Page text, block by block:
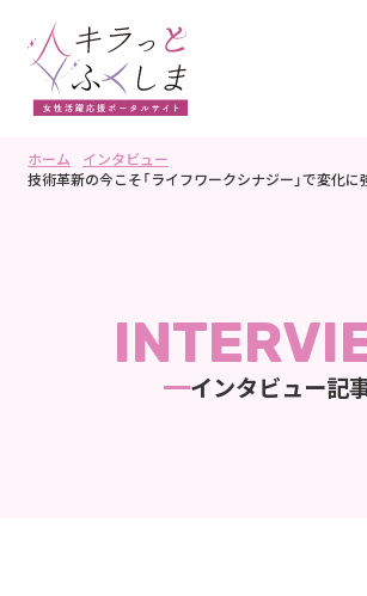
ホーム
インタビュー
技術革新の今こそ「ライフワークシナジー」で変化に
インタビュー記